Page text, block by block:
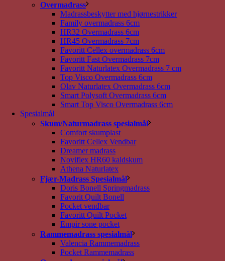
Overmadrass
Madrassbeskytter med hjørnestrikker
Family overmadrass 6cm
HR32 Overmadrass 6cm
HR45 Overmadrass 7cm
Favoritt Cellex overmadrass 6cm
Favoritt Fast Overmadrass 7cm
Favoritt Naturlatex Overmadrass 7 cm
Top Visco Overmadrass 6cm
Olav Naturlatex Overmadrass 6cm
Smart Polysoft Overmadrass 6cm
Smart Top Visco Overmadrass 6cm
Spesialmål
Skum/Naturmadrass spesialmål
Comfort skumplast
Favoritt Cellex Vendbar
Dreamer madrass
Noviflex HR60 kaldskum
Athena Naturlatex
Fjær-Madrass Spesialmål
Doris Bonell Springmadrass
Favorit Quilt Bonell
Pocket vendbar
Favoritt Quilt Pocket
Empir sone pocket
Rammemadrass spesialmål
Valencia Rammemadrass
Pocket Rammemadrass